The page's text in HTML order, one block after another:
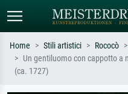
Home Stili artistici Rococò
Un gentiluomo con cappotto a
(ca. 1727)